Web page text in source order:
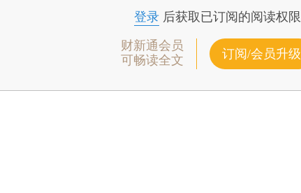
登录后获取已订阅的阅读权限
财新通会员
可畅读全文
订阅/会员升级